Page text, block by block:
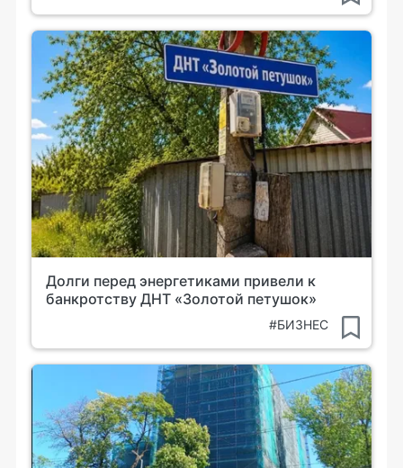
Долги перед энергетиками привели к
банкротству ДНТ «Золотой петушок»
#БИЗНЕС